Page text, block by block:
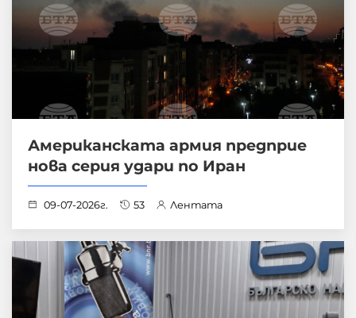
Американската армия предприе
нова серия удари по Иран
09-07-2026г. 53 Лентата